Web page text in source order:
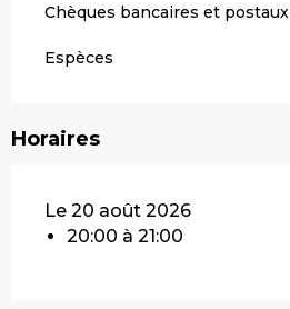
Chèques bancaires et postaux
Espèces
Horaires
Le 20 août 2026
20:00 à 21:00